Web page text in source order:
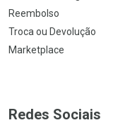
Reembolso
Troca ou Devolução
Marketplace
Redes Sociais